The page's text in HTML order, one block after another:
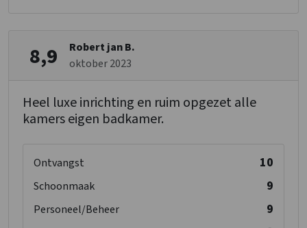
Rolstoelgeschikt
Aangepast sanitair
Keuken
Koelkast
Soort fornuis: Inductie
Oven
8,9
Robert jan B.
oktober 2023
Heel luxe inrichting en ruim opgezet alle
kamers eigen badkamer.
Ontvangst 10
Schoonmaak 9
Personeel/Beheer 9